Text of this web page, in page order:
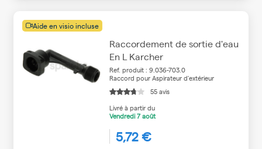
Aide en visio incluse
Raccordement de sortie d'eau
En L Karcher
Ref. produit : 9.036-703.0
Raccord pour Aspirateur d'extérieur
55 avis
Livré à partir du
Vendredi7 août
5,72 €